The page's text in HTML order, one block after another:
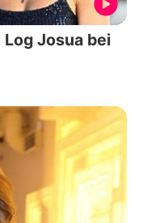
Josua bei